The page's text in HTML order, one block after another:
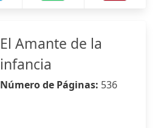
El Amante de la
infancia
Número de Páginas: 536